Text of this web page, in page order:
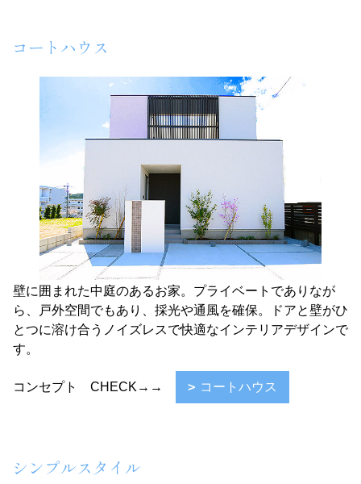
コートハウス
壁に囲まれた中庭のあるお家。プライベートでありなが
ら、戸外空間でもあり、採光や通風を確保。ドアと壁がひ
とつに溶け合うノイズレスで快適なインテリアデザインで
す。
コンセプト CHECK→→ コートハウス
シンプルスタイル